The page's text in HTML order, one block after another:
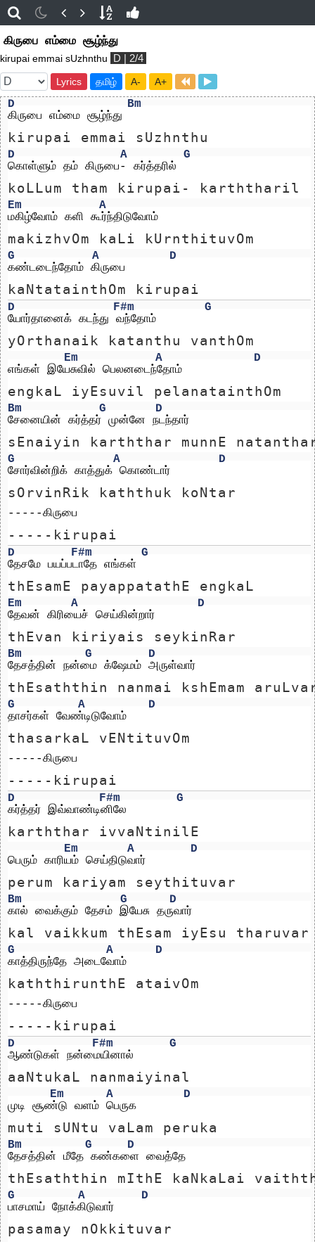
கிருபை எம்மை சூழ்ந்து
kirupai emmai sUzhnthu D | 2/4
Lyrics தமிழ் A- A+
D
Bm
கிருபை எம்மை சூழ்ந்து
kirupai emmai sUzhnthu
D A
G
கொள்ளும் தம் கிருபை- கர்த்தரில்
koLLum tham kirupai- karththaril
Em
A
மகிழ்வோம் களி கூர்ந்திடுவோம்
makizhvOm kaLi kUrnthituvOm
G A
D
கண்டடைந்தோம் கிருபை
kaNtatainthOm kirupai
D F#m
G
யோர்தானைக் கடந்து வந்தோம்
yOrthanaik katanthu vanthOm
Em A
D
எங்கள் இயேசுவில் பெலனடைந்தோம்
engkaL iyEsuvil pelanatainthOm
Bm G
D
சேனையின் கர்த்தர் முன்னே நடந்தார்
sEnaiyin karththar munnE
G A
D
சோர்வின்றிக் காத்துக் கொண்டார்
sOrvinRik kaththuk koNtar
-----கிருபை
-----kirupai
D F#m
G
தேசமே பயப்படாதே எங்கள்
thEsamE payappatathE engkaL
Em A
D
தேவன் கிரியைச் செய்கின்றார்
thEvan kiriyais seykinRar
Bm G
D
தேசத்தின் நன்மை க்ஷேமம் அருள்வார்
thEsaththin nanmai kshEmam
G A
D
தாசர்கள் வேண்டிடுவோம்
thasarkaL vENtituvOm
-----கிருபை
-----kirupai
D F#m
G
கர்த்தர் இவ்வாண்டினிலே
karththar ivvaNtinilE
Em A
D
பெரும் காரியம் செய்திடுவார்
perum kariyam seythituvar
Bm G
D
கால் வைக்கும் தேசம் இயேசு தருவார்
kal vaikkum thEsam iyEsu tharuvar
G A
D
காத்திருந்தே அடைவோம்
kaththirunthE ataivOm
-----கிருபை
-----kirupai
D F#m
G
ஆண்டுகள் நன்மையினால்
aaNtukaL nanmaiyinal
Em A
D
முடி சூண்டு வளம் பெருக
muti sUNtu vaLam peruka
Bm G
D
தேசத்தின் மீதே கண்களை வைத்தே
thEsaththin mIthE kaNkaLai
G A
D
பாசமாய் நோக்கிடுவார்
pasamay nOkkituvar